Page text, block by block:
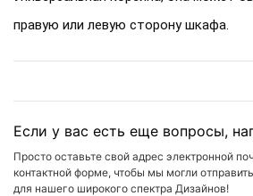
правую или левую сторону шкафа.
Если у вас есть еще вопросы,
Просто оставьте свой адрес электронной
контактной форме, чтобы мы могли
для нашего широкого спектра Дизайнов!